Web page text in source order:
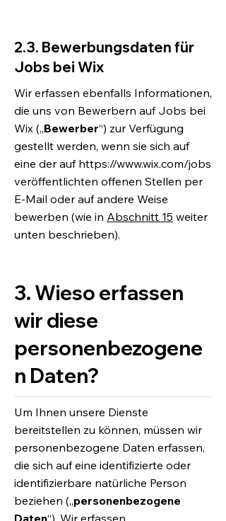
2.3. Bewerbungsdaten für
Jobs bei Wix
Wir erfassen ebenfalls Informationen,
die uns von Bewerbern auf Jobs bei
Wix („Bewerber“) zur Verfügung
gestellt werden, wenn sie sich auf
eine der auf https://www.wix.com/jobs
veröffentlichten offenen Stellen per
E-Mail oder auf andere Weise
bewerben (wie in Abschnitt 15 weiter
unten beschrieben).
3. Wieso erfassen
wir diese
personenbezogene
n Daten?
Um Ihnen unsere Dienste
bereitstellen zu können, müssen wir
personenbezogene Daten erfassen,
die sich auf eine identifizierte oder
identifizierbare natürliche Person
beziehen („personenbezogene
Daten“). Wir erfassen